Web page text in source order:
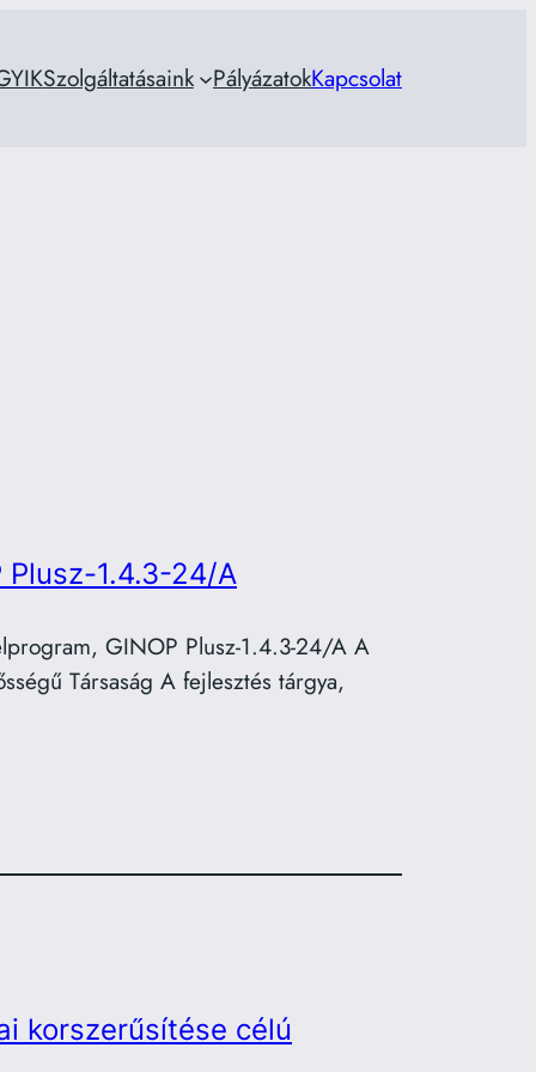
Szolgáltatásaink PályázatokKapcsolat
Plusz-1.4.3-24/A
GINOP Plusz-1.4.3-24/A A
Társaság A fejlesztés tárgya,
korszerűsítése célú